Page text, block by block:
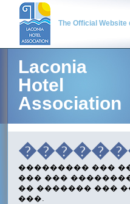
The Official
Laconia
Hotel
Association
��������� ���
��� ���
�� ������� ���
���.